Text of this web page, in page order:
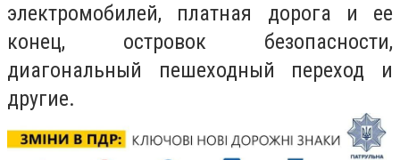
электромобилей, платная дорога и ее
конец, островок безопасности,
диагональный пешеходный переход и
другие.